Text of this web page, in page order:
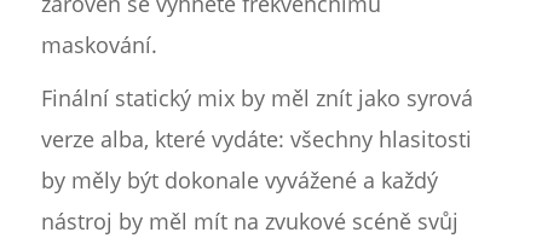
maskování.
Finální statický mix by měl znít jako syrová
verze alba, které vydáte: všechny hlasitosti
by měly být dokonale vyvážené a každý
nástroj by měl mít na zvukové scéně svůj